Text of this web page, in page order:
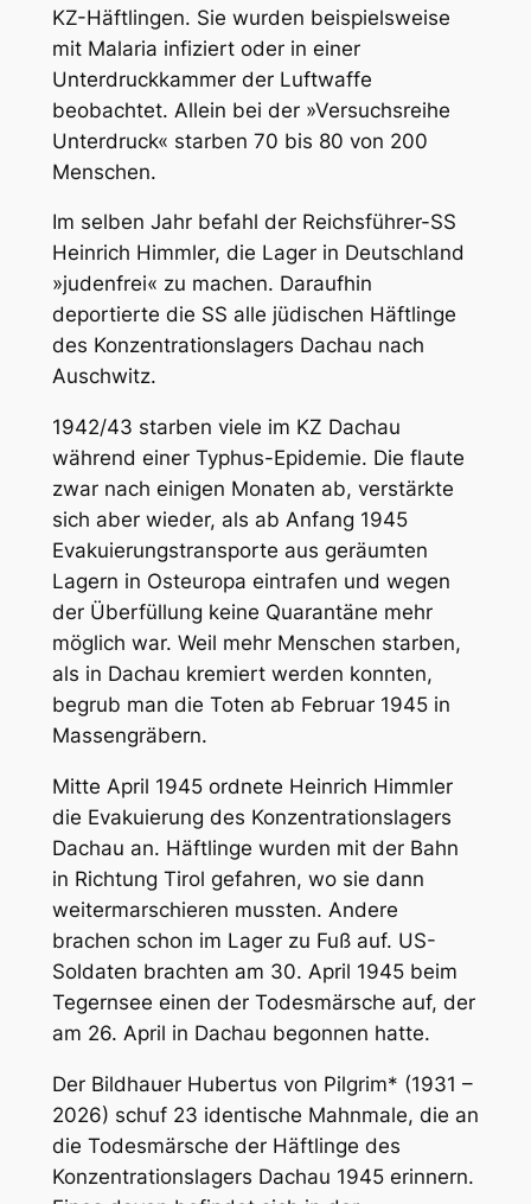
KZ-Häftlingen. Sie wurden beispielsweise
mit Malaria infiziert oder in einer
Unterdruckkammer der Luftwaffe
beobachtet. Allein bei der »Versuchsreihe
Unterdruck« starben 70 bis 80 von 200
Menschen.
Im selben Jahr befahl der Reichsführer-SS
Heinrich Himmler, die Lager in Deutschland
»judenfrei« zu machen. Daraufhin
deportierte die SS alle jüdischen Häftlinge
des Konzentrationslagers Dachau nach
Auschwitz.
1942/43 starben viele im KZ Dachau
während einer Typhus-Epidemie. Die flaute
zwar nach einigen Monaten ab, verstärkte
sich aber wieder, als ab Anfang 1945
Evakuierungstransporte aus geräumten
Lagern in Osteuropa eintrafen und wegen
der Überfüllung keine Quarantäne mehr
möglich war. Weil mehr Menschen starben,
als in Dachau kremiert werden konnten,
begrub man die Toten ab Februar 1945 in
Massengräbern.
Mitte April 1945 ordnete Heinrich Himmler
die Evakuierung des Konzentrationslagers
Dachau an. Häftlinge wurden mit der Bahn
in Richtung Tirol gefahren, wo sie dann
weitermarschieren mussten. Andere
brachen schon im Lager zu Fuß auf. US-
Soldaten brachten am 30. April 1945 beim
Tegernsee einen der Todesmärsche auf, der
am 26. April in Dachau begonnen hatte.
Der Bildhauer Hubertus von Pilgrim* (1931 –
2026) schuf 23 identische Mahnmale, die an
die Todesmärsche der Häftlinge des
Konzentrationslagers Dachau 1945 erinnern.